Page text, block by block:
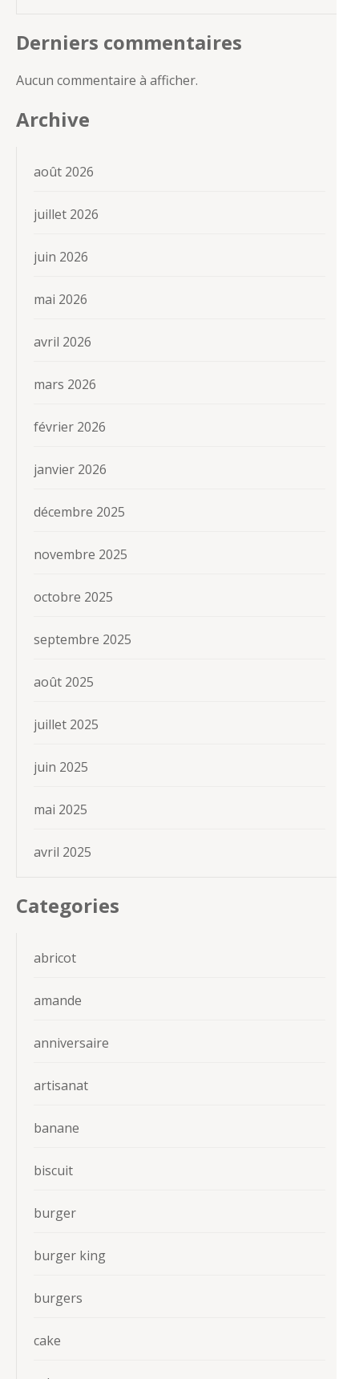
Derniers commentaires
Aucun commentaire à afficher.
Archive
août 2026
juillet 2026
juin 2026
mai 2026
avril 2026
mars 2026
février 2026
janvier 2026
décembre 2025
novembre 2025
octobre 2025
septembre 2025
août 2025
juillet 2025
juin 2025
mai 2025
avril 2025
Categories
abricot
amande
anniversaire
artisanat
banane
biscuit
burger
burger king
burgers
cake